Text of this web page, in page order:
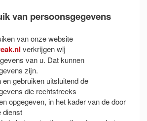
van persoonsgegevens
van onze website
verkrijgen wij
van u. Dat kunnen
zijn.
gebruiken uitsluitend de
die rechtstreeks
opgegeven, in het kader van de door
dienst